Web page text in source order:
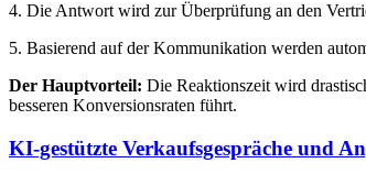
4. Die Antwort wird zur Überprüfung an den
5. Basierend auf der Kommunikation werden
Der Hauptvorteil: Die Reaktionszeit wird
besseren Konversionsraten führt.
KI-gestützte Verkaufsgespräche und